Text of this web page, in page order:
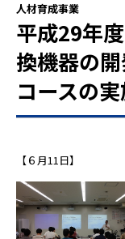
人材育成事業
平成29年
換機器の
コースの
【６月11日】